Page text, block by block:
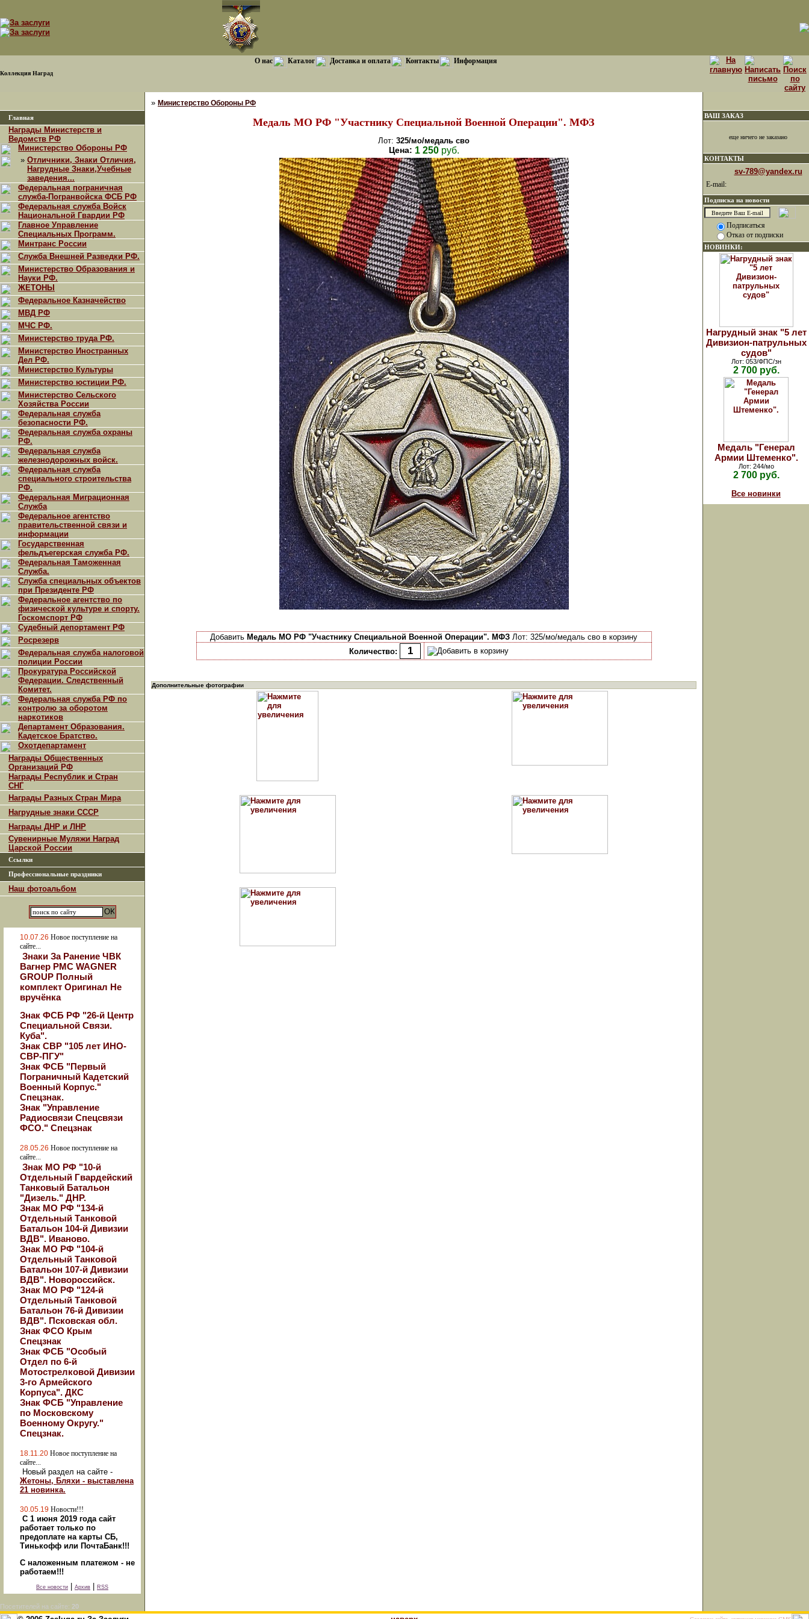
Коллекция Наград
О нас Каталог Доставка и оплата Контакты Информация
Главная
Награды Министерств и
Ведомств РФ
Министерство Обороны РФ
» Отличники, Знаки Отличия,
Нагрудные Знаки,Учебные
заведения...
Федеральная пограничная
служба-Погранвойска ФСБ РФ
Федеральная служба Войск
Национальной Гвардии РФ
Главное Управление
Специальных Программ.
Минтранс России
Служба Внешней Разведки РФ.
Министерство Образования и
Науки РФ.
ЖЕТОНЫ
Федеральное Казначейство
МВД РФ
МЧС РФ.
Министерство труда РФ.
Министерство Иностранных
Дел РФ.
Министерство Культуры
Министерство юстиции РФ.
Министерство Сельского
Хозяйства России
Федеральная служба
безопасности РФ.
Федеральная служба охраны
РФ.
Федеральная служба
железнодорожных войск.
Федеральная служба
специального строительства
РФ.
Федеральная Миграционная
Служба
Федеральное агентство
правительственной связи и
информации
Государственная
фельдъегерская служба РФ.
Федеральная Таможенная
Служба.
Служба специальных объектов
при Президенте РФ
Федеральное агентство по
физической культуре и спорту.
Госкомспорт РФ
Судебный депортамент РФ
Росрезерв
Федеральная служба налоговой
полиции России
Прокуратура Российской
Федерации. Следственный
Комитет.
Федеральная служба РФ по
контролю за оборотом
наркотиков
Департамент Образования.
Кадетское Братство.
Охотдепартамент
Награды Общественных
Организаций РФ
Награды Республик и Стран
СНГ
Награды Разных Стран Мира
Нагрудные знаки СССР
Награды ДНР и ЛНР
Сувенирные Муляжи Наград
Царской России
Ссылки
Профессиональные праздники
Наш фотоальбом
10.07.26 Новое поступление на
сайте...
Знаки За Ранение ЧВК
Вагнер РМС WAGNER
GROUP Полный
комплект Оригинал Не
вручёнка
Знак ФСБ РФ "26-й Центр
Специальной Связи.
Куба".
Знак СВР "105 лет ИНО-
СВР-ПГУ"
Знак ФСБ "Первый
Пограничный Кадетский
Военный Корпус."
Спецзнак.
Знак "Управление
Радиосвязи Спецсвязи
ФСО." Спецзнак
28.05.26 Новое поступление на
сайте...
Знак МО РФ "10-й
Отдельный Гвардейский
Танковый Батальон
"Дизель." ДНР.
Знак МО РФ "134-й
Отдельный Танковой
Батальон 104-й Дивизии
ВДВ". Иваново.
Знак МО РФ "104-й
Отдельный Танковой
Батальон 107-й Дивизии
ВДВ". Новороссийск.
Знак МО РФ "124-й
Отдельный Танковой
Батальон 76-й Дивизии
ВДВ". Псковская обл.
Знак ФСО Крым
Спецзнак
Знак ФСБ "Особый
Отдел по 6-й
Мотострелковой Дивизии
3-го Армейского
Корпуса". ДКС
Знак ФСБ "Управление
по Московскому
Военному Округу."
Спецзнак.
18.11.20 Новое поступление на
сайте...
Новый раздел на сайте -
Жетоны, Бляхи - выставлена
21 новинка.
30.05.19 Новости!!!
С 1 июня 2019 года сайт
работает только по
предоплате на карты СБ,
Тинькофф или ПочтаБанк!!!
С наложенным платежом - не
работаем!!!
Все новости Архив RSS
Посетителей на сайте: 20
» Министерство Обороны РФ
Медаль МО РФ "Участнику Специальной Военной Операции". МФЗ
Лот: 325/мо/медаль сво
Цена: 1 250руб.
Добавить Медаль МО РФ "Участнику Специальной Военной Операции". МФЗ Лот: 325/мо/медаль сво в корзину
Количество:
Дополнительные фотографии
ВАШ ЗАКАЗ
еще ничего не заказано
КОНТАКТЫ
sv-789@yandex.ru
E-mail:
Подписка на новости
Подписаться
Отказ от подписки
НОВИНКИ:
Нагрудный знак "5 лет
Дивизион-патрульных
судов"
Лот: 053/ФПС/зн
2 700 руб.
Медаль "Генерал
Армии Штеменко".
Лот: 244/мо
2 700 руб.
Все новинки